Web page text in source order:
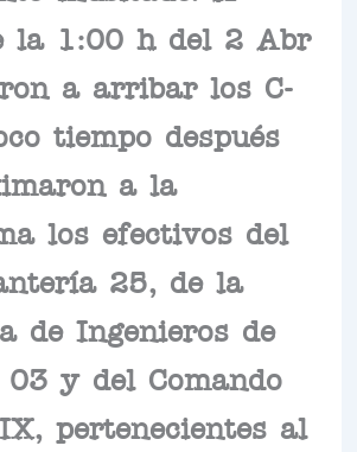
la 1:00 h del 2 Abr
a arribar los C-
tiempo después
a la
los efectivos del
25, de la
de Ingenieros de
03 y del Comando
pertenecientes al